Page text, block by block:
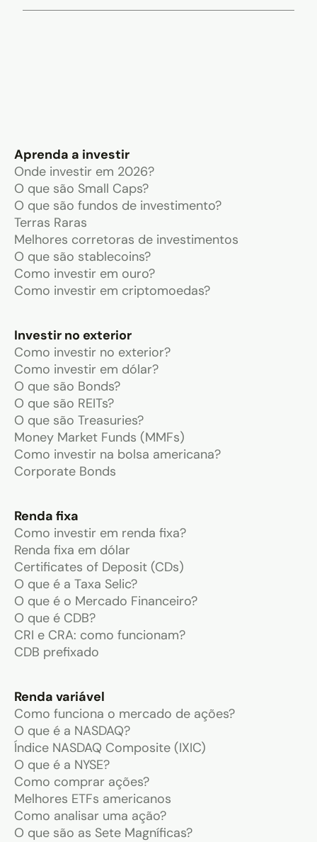
Aprenda a investir
Onde investir em 2026?
O que são Small Caps?
O que são fundos de investimento?
Terras Raras
Melhores corretoras de investimentos
O que são stablecoins?
Como investir em ouro?
Como investir em criptomoedas?
Investir no exterior
Como investir no exterior?
Como investir em dólar?
O que são Bonds?
O que são REITs?
O que são Treasuries?
Money Market Funds (MMFs)
Como investir na bolsa americana?
Corporate Bonds
Renda fixa
Como investir em renda fixa?
Renda fixa em dólar
Certificates of Deposit (CDs)
O que é a Taxa Selic?
O que é o Mercado Financeiro?
O que é CDB?
CRI e CRA: como funcionam?
CDB prefixado
Renda variável
Como funciona o mercado de ações?
O que é a NASDAQ?
Índice NASDAQ Composite (IXIC)
O que é a NYSE?
Como comprar ações?
Melhores ETFs americanos
Como analisar uma ação?
O que são as Sete Magníficas?